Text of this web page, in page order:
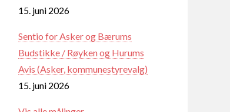
15. juni 2026
Sentio for Asker og Bærums
Budstikke / Røyken og Hurums
Avis (Asker, kommunestyrevalg)
15. juni 2026